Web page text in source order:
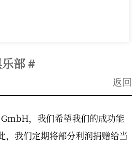
部 #
返回
，我们希望我们的成功能
，我们定期将部分利润捐赠给当